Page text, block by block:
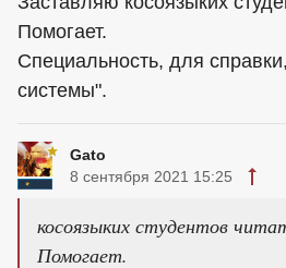
Помогает.
Специальность, для
системы".
Gato
8 сентября 2021 15:25
косоязыких студентов
Помогает.